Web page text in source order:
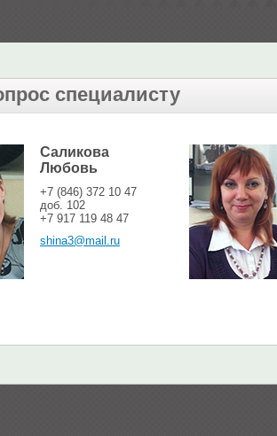
специалисту
Саликова
Любовь
+7 (846) 372 10 47
доб. 102
+7 917 119 48 47
shina3@mail.ru